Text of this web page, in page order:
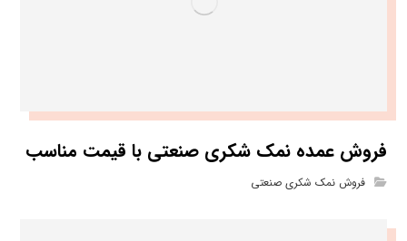
فروش عمده نمک شکری صنعتی با قیمت مناسب
فروش نمک شکری صنعتی